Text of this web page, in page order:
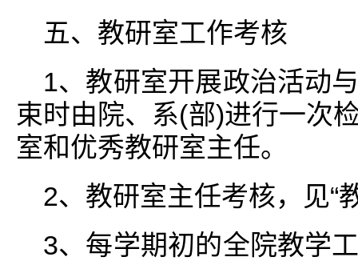
五、教研室工作考核
1、教研室开展政治活动
束时由院、系(部)进行一次
室和优秀教研室主任。
2、教研室主任考核，见“
3、每学期初的全院教学